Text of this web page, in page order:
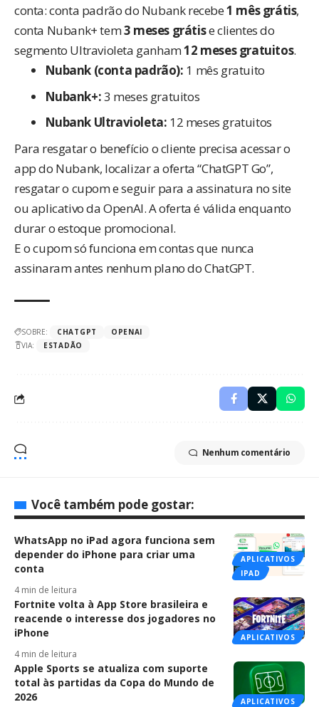
conta: conta padrão do Nubank recebe1 mês grátis,
conta Nubank+ tem3 meses grátise clientes do
segmento Ultravioleta ganham12 meses gratuitos.
Nubank (conta padrão): 1 mês gratuito
Nubank+:3 meses gratuitos
Nubank Ultravioleta: 12 meses gratuitos
Para resgatar o benefício o cliente precisa acessar o
app do Nubank, localizar a oferta “ChatGPT Go”,
resgatar o cupom e seguir para a assinatura no site
ou aplicativo da OpenAI. A oferta é válida enquanto
durar o estoque promocional.
E o cupom só funciona em contas que nunca
assinaram antes nenhum plano do ChatGPT.
SOBRE: CHATGPT
OPENAI
VIA:
ESTADÃO
Nenhum comentário
Você também pode gostar:
APLICATIVOS
IPAD
WhatsApp no iPad agora funciona sem
depender do iPhone para criar uma
conta
4 min de leitura
APLICATIVOS
Fortnite volta à App Store brasileira e
reacende o interesse dos jogadores no
iPhone
4 min de leitura
APLICATIVOS
Apple Sports se atualiza com suporte
total às partidas da Copa do Mundo de
2026